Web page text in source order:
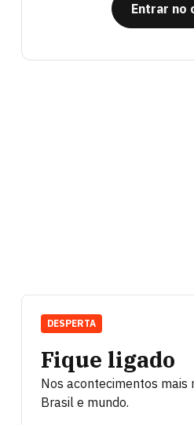
Entrar no
Fique ligado
Nos acontecimentos mais
Brasil e mundo.
DESPERTA